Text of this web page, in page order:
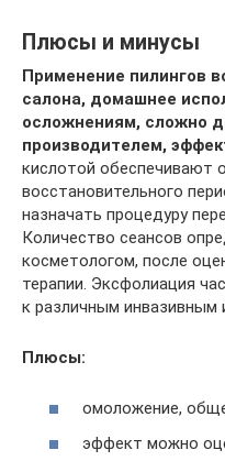
Плюсы и минусы
Применение пилингов
салона, домашнее
осложнениям, сложно
производителем,
кислотой обеспечивают
восстановительного
назначать процедуру
Количество сеансов
косметологом, после
терапии. Эксфолиация
к различным инвазивным
Плюсы:
омоложение,
эффект можно